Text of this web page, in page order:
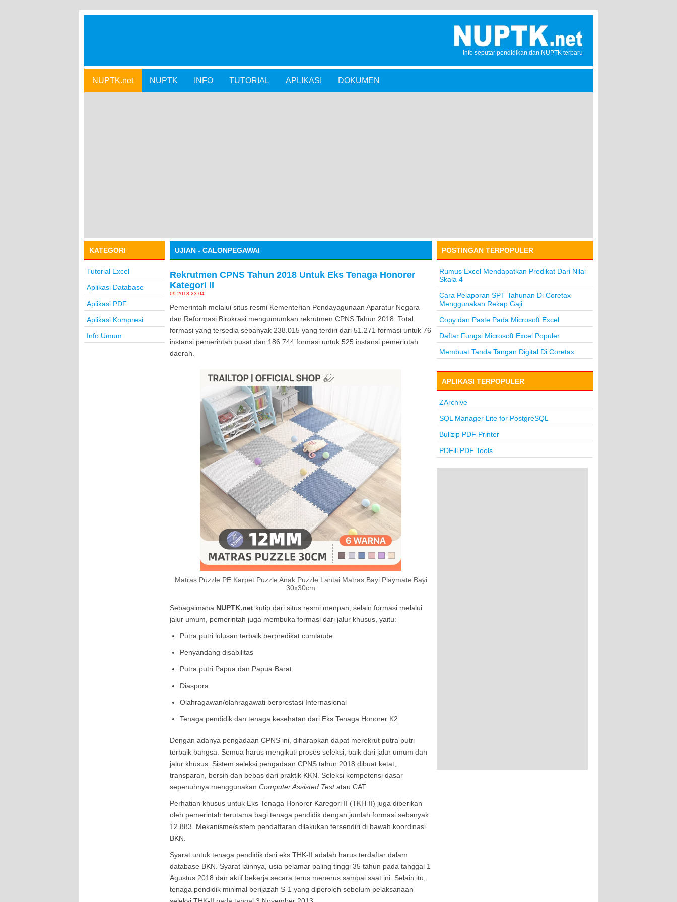
Info seputar pendidikan dan NUPTK terbaru
NUPTK.net NUPTK INFO TUTORIAL APLIKASI DOKUMEN
KATEGORI
Tutorial Excel
Aplikasi Database
Aplikasi PDF
Aplikasi Kompresi
Info Umum
UJIAN - CALONPEGAWAI
Rekrutmen CPNS Tahun 2018 Untuk Eks Tenaga Honorer
Kategori II
09-2018 23:04
Pemerintah melalui situs resmi Kementerian Pendayagunaan Aparatur Negara
dan Reformasi Birokrasi mengumumkan rekrutmen CPNS Tahun 2018. Total
formasi yang tersedia sebanyak 238.015 yang terdiri dari 51.271 formasi untuk 76
instansi pemerintah pusat dan 186.744 formasi untuk 525 instansi pemerintah
daerah.
Matras Puzzle PE Karpet Puzzle Anak Puzzle Lantai Matras Bayi Playmate Bayi
30x30cm
Sebagaimana NUPTK.net kutip dari situs resmi menpan, selain formasi melalui
jalur umum, pemerintah juga membuka formasi dari jalur khusus, yaitu:
Putra putri lulusan terbaik berpredikat cumlaude
Penyandang disabilitas
Putra putri Papua dan Papua Barat
Diaspora
Olahragawan/olahragawati berprestasi Internasional
Tenaga pendidik dan tenaga kesehatan dari Eks Tenaga Honorer K2
Dengan adanya pengadaan CPNS ini, diharapkan dapat merekrut putra putri
terbaik bangsa. Semua harus mengikuti proses seleksi, baik dari jalur umum dan
jalur khusus. Sistem seleksi pengadaan CPNS tahun 2018 dibuat ketat,
transparan, bersih dan bebas dari praktik KKN. Seleksi kompetensi dasar
sepenuhnya menggunakan Computer Assisted Testatau CAT.
Perhatian khusus untuk Eks Tenaga Honorer Karegori II (TKH-II) juga diberikan
oleh pemerintah terutama bagi tenaga pendidik dengan jumlah formasi sebanyak
12.883. Mekanisme/sistem pendaftaran dilakukan tersendiri di bawah koordinasi
BKN.
Syarat untuk tenaga pendidik dari eks THK-II adalah harus terdaftar dalam
database BKN. Syarat lainnya, usia pelamar paling tinggi 35 tahun pada tanggal 1
Agustus 2018 dan aktif bekerja secara terus menerus sampai saat ini. Selain itu,
tenaga pendidik minimal berijazah S-1 yang diperoleh sebelum pelaksanaan
POSTINGAN TERPOPULER
Rumus Excel Mendapatkan Predikat Dari Nilai
Skala 4
Cara Pelaporan SPT Tahunan Di Coretax
Menggunakan Rekap Gaji
Copy dan Paste Pada Microsoft Excel
Daftar Fungsi Microsoft Excel Populer
Membuat Tanda Tangan Digital Di Coretax
APLIKASI TERPOPULER
ZArchive
SQL Manager Lite for PostgreSQL
Bullzip PDF Printer
PDFill PDF Tools